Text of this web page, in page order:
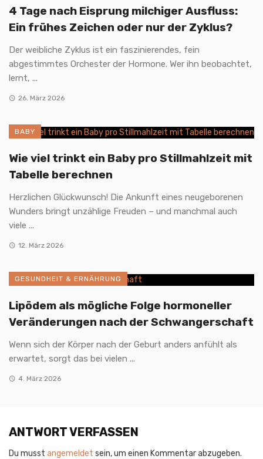
4 Tage nach Eisprung milchiger Ausfluss:
Ein frühes Zeichen oder nur der Zyklus?
Der weibliche Zyklus ist ein faszinierendes, fein
abgestimmtes Orchester der Hormone. Wer ihn beobachtet,
lernt, ...
26. März 2026
BABY
Wie viel trinkt ein Baby pro Stillmahlzeit mit
Tabelle berechnen
Herzlichen Glückwunsch! Die Ankunft eines neugeborenen
Wunders bringt unzählige Freuden – und manchmal auch
viele ...
12. März 2026
GESUNDHEIT & ERNÄHRUNG
Lipödem als mögliche Folge hormoneller
Veränderungen nach der Schwangerschaft
Wenn sich der Körper nach der Geburt anders anfühlt als
erwartet, sorgt das bei vielen ...
4. März 2026
ANTWORT VERFASSEN
Du musst angemeldet sein, um einen Kommentar abzugeben.